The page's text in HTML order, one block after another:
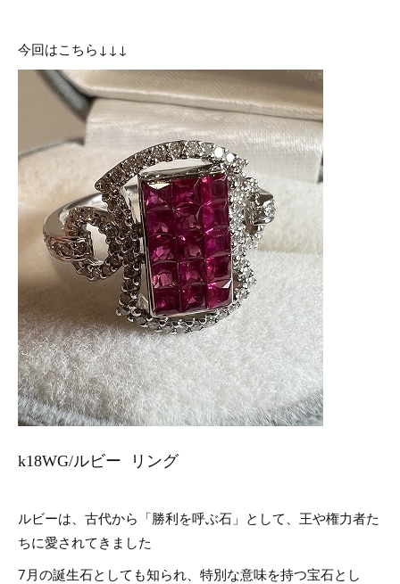
今回はこちら↓↓↓
k18WG/ルビー リング
ルビーは、古代から「勝利を呼ぶ石」として、王や権力者た
ちに愛されてきました
7月の誕生石としても知られ、特別な意味を持つ宝石とし